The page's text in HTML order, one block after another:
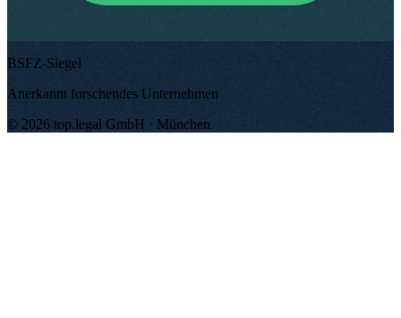
BSFZ-Siegel
Anerkannt forschendes Unternehmen
© 2026 top.legal GmbH · München